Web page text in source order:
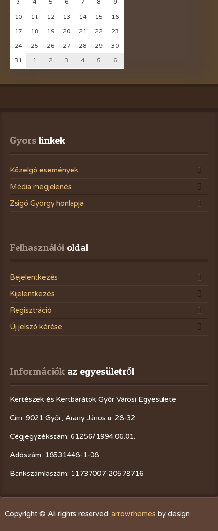
3 4 5 6 7 8 9
10 11 12 13 14 15 16
17 18 19 20 21 22 23
24 25 26 27 28 29 30
31 1 2 3 4 5 6
Gyors linkek
Közelgő események
Média megjelenés
Zsigó György honlapja
Felhasználói oldal
Bejelentkezés
Kijelentkezés
Regisztráció
Új jelszó kérése
Információk az egyesületről
Kertészek és Kertbarátok Győr Városi Egyesülete
Cím: 9021 Győr, Arany János u. 28-32.
Cégjegyzékszám: 61256/1994.06.01.
Adószám: 18531448-1-08
Bankszámlaszám: 11737007-20578716
Copyright © All rights reserved. arrowthemes by design